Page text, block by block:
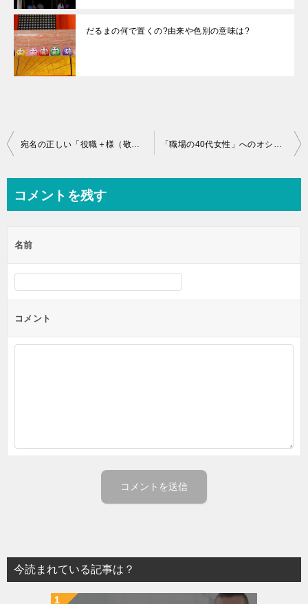
だるまの何で置くの?由来や色別の意味は?
投
ビ
ー
シ
ョ
ン
コメントを残す
名前
コメント
今読まれている記事は？